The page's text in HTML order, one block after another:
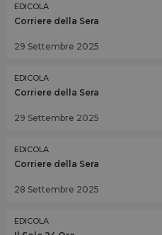
EDICOLA
Corriere della Sera
29 Settembre 2025
EDICOLA
Corriere della Sera
29 Settembre 2025
EDICOLA
Corriere della Sera
28 Settembre 2025
EDICOLA